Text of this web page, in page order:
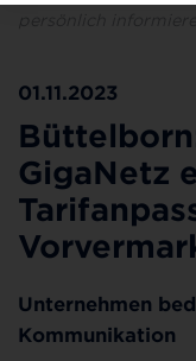
01.11.2023
GigaNetz
Unternehmen
Kommunikation